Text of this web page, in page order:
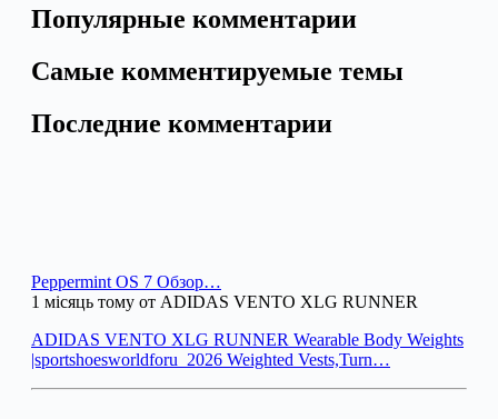
Популярные комментарии
Самые комментируемые темы
Последние комментарии
Peppermint OS 7 Обзор…
1 місяць тому от ADIDAS VENTO XLG RUNNER
ADIDAS VENTO XLG RUNNER Wearable Body Weights
|sportshoesworldforu_2026 Weighted Vests,Turn…